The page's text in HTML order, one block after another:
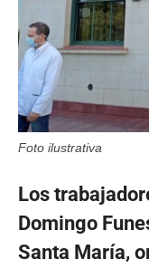
Foto ilustrativa
Los
Domingo
Santa María,